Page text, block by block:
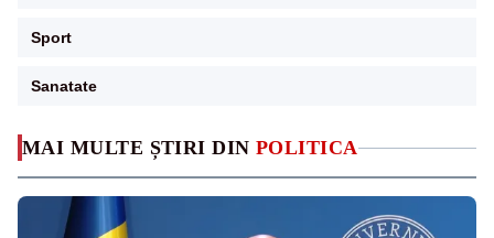
MAI MULTE ȘTIRI DIN POLITICA
Sport
Sanatate